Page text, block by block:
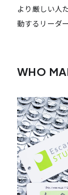
より厳しい人
動するリーダ
WHO